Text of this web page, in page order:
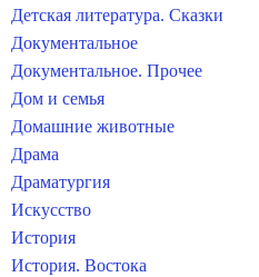
Детская литература. Сказки
Документальное
Документальное. Прочее
Дом и семья
Домашние животные
Драма
Драматургия
Искусство
История
История. Востока